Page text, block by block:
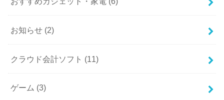
お知らせ (2)
クラウド会計ソフト (11)
ゲーム (3)